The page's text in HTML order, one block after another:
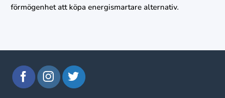
förmögenhet att köpa energismartare alternativ.